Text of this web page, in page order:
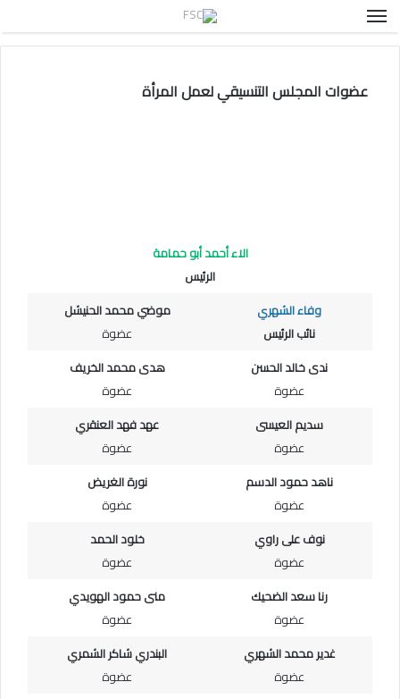
القائمة
عضوات المجلس التنسيقي لعمل المرأة
الاء أحمد أبو حمامة
الرئيس
وفاء الشهري
نائب الرئيس
موضي محمد الحنيشل
عضوة
ندى خالد الحسن
عضوة
هدى محمد الخريف
عضوة
سديم العيسى
عضوة
عهد فهد العنقري
عضوة
ناهد حمود الدسم
عضوة
نورة الغريض
عضوة
نوف على راوي
عضوة
خلود الحمد
عضوة
رنا سعد الضحيك
عضوة
منى حمود الهويدي
عضوة
غدير محمد الشهري
عضوة
البندري شاكر الشمري
عضوة